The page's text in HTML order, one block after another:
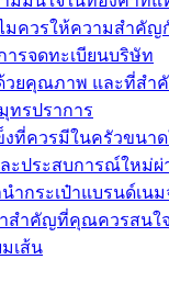
ไมควรให้ความสำ
รจดทะเบียนบริษัท
ด้วยคุณภาพ และที่สำ
ทรปราการ
ที่ควรมีในครัวขนา
ะประสบการณ์ใหม่ผ่
นำกระเป๋าแบรนด์เน
ำสำคัญที่คุณควรสนใจ
เส้น